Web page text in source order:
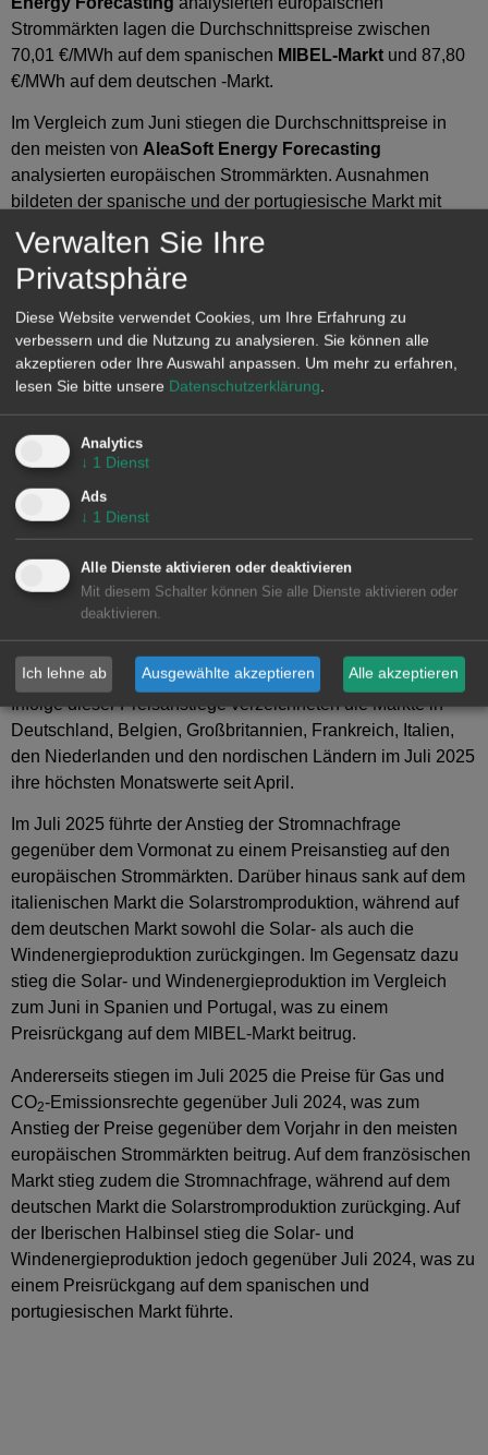
Strommärkten lagen die Durchschnittspreise zwischen
70,01 €/MWh auf dem spanischen MIBEL-Markt und 87,80
€/MWh auf dem deutschen -Markt.
Im Vergleich zum Juni stiegen die Durchschnittspreise in
den meisten von AleaSoft Energy Forecasting
analysierten europäischen Strommärkten. Ausnahmen
bildeten der spanische und der portugiesische Markt mit
Rückgängen von 3,6 % bzw. 5,5 %. Der italienische Markt
verzeichnete mit 1,2 % den geringsten Anstieg. Dagegen
verzeichneten der französische und der nordische Markt mit
den übrigen Märkten stiegen die Preise zwischen 16 % auf
dem britischen Markt und 37 % auf dem deutschen Markt.
Vergleicht man die Durchschnittspreise des Monats Juli mit
in den meisten Märkten ebenfalls gestiegen. Ausnahmen
mit Rückgängen von 3,2 % bzw. 5,4 %. Der italienische
von 0,7 %. Der belgische Markt verzeichnete hingegen mit
52 % den höchsten prozentualen Preisanstieg. In den
übrigen Märkten lagen die Preissteigerungen zwischen 11
% auf dem britischen Markt und 35 % auf dem
niederländischen Markt.
Infolge dieser Preisanstiege verzeichneten die Märkte in
Deutschland, Belgien, Großbritannien, Frankreich, Italien,
den Niederlanden und den nordischen Ländern im Juli 2025
ihre höchsten Monatswerte seit April.
Im Juli 2025 führte der Anstieg der Stromnachfrage
gegenüber dem Vormonat zu einem Preisanstieg auf den
europäischen Strommärkten. Darüber hinaus sank auf dem
italienischen Markt die Solarstromproduktion, während auf
dem deutschen Markt sowohl die Solar- als auch die
Windenergieproduktion zurückgingen. Im Gegensatz dazu
stieg die Solar- und Windenergieproduktion im Vergleich
zum Juni in Spanien und Portugal, was zu einem
Preisrückgang auf dem MIBEL-Markt beitrug.
Andererseits stiegen im Juli 2025 die Preise für Gas und
CO2-Emissionsrechte gegenüber Juli 2024, was zum
Anstieg der Preise gegenüber dem Vorjahr in den meisten
europäischen Strommärkten beitrug. Auf dem französischen
Markt stieg zudem die Stromnachfrage, während auf dem
deutschen Markt die Solarstromproduktion zurückging. Auf
der Iberischen Halbinsel stieg die Solar- und
Windenergieproduktion jedoch gegenüber Juli 2024, was zu
einem Preisrückgang auf dem spanischen und
portugiesischen Markt führte.
Verwalten Sie Ihre
Privatsphäre
Diese Website verwendet Cookies, um Ihre Erfahrung zu
verbessern und die Nutzung zu analysieren. Sie können alle
akzeptieren oder Ihre Auswahl anpassen. Um mehr zu erfahren,
lesen Sie bitte unsere Datenschutzerklärung.
Analytics
↓ 1 Dienst
Ads
↓ 1 Dienst
Alle Dienste aktivieren oder deaktivieren
Mit diesem Schalter können Sie alle Dienste aktivieren oder
deaktivieren.
Ich lehne ab Ausgewählte akzeptieren Alle akzeptieren